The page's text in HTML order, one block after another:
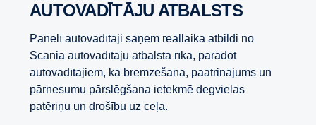
AUTOVADĪTĀJU ATBALSTS
Panelī autovadītāji saņem reāllaika atbildi no
Scania autovadītāju atbalsta rīka, parādot
autovadītājiem, kā bremzēšana, paātrinājums un
pārnesumu pārslēgšana ietekmē degvielas
patēriņu un drošību uz ceļa.